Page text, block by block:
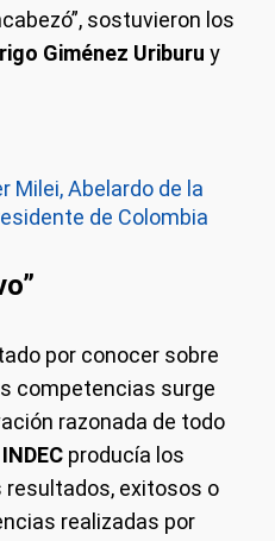
sostuvieron los
Giménez Uriburu y
Milei, Abelardo de la
de Colombia
por conocer sobre
competencias surge
razonada de todo
INDEC producía los
resultados, exitosos o
realizadas por